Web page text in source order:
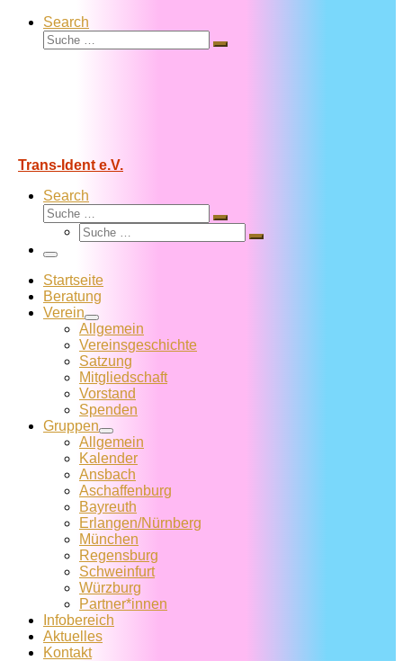
Search
Suche
Suche
Trans-Ident e.V.
Search
Suche
Suche
Suche
Suche
Menü
Startseite
Beratung
Verein
Allgemein
Vereins­geschichte
Satzung
Mitglied­schaft
Vorstand
Spenden
Gruppen
Allgemein
Kalender
Ansbach
Aschaffenburg
Bayreuth
Erlangen/Nürnberg
München
Regensburg
Schweinfurt
Würzburg
Partner*innen
Infobereich
Aktuelles
Kontakt